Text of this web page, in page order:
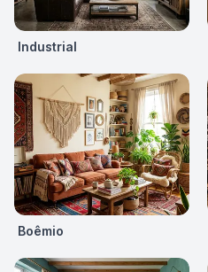
Industrial
Boêmio